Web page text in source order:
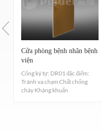
Cửa phòng bệnh nhân bệnh
viện
Cổng ký tự: DR01 đặc điểm:
Tránh va chạm Chất chống
cháy Kháng khuẩn